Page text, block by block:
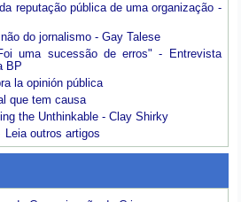
reputação pública de uma organização -
do jornalismo - Gay Talese
uma sucessão de erros" - Entrevista
BP
la opinión pública
que tem causa
the Unthinkable - Clay Shirky
Leia outros artigos